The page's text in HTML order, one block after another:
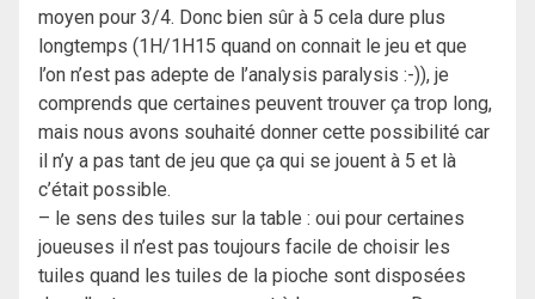
moyen pour 3/4. Donc bien sûr à 5 cela dure plus
longtemps (1H/1H15 quand on connait le jeu et que
l’on n’est pas adepte de l’analysis paralysis :-)), je
comprends que certaines peuvent trouver ça trop long,
mais nous avons souhaité donner cette possibilité car
il n’y a pas tant de jeu que ça qui se jouent à 5 et là
c’était possible.
– le sens des tuiles sur la table : oui pour certaines
joueuses il n’est pas toujours facile de choisir les
tuiles quand les tuiles de la pioche sont disposées